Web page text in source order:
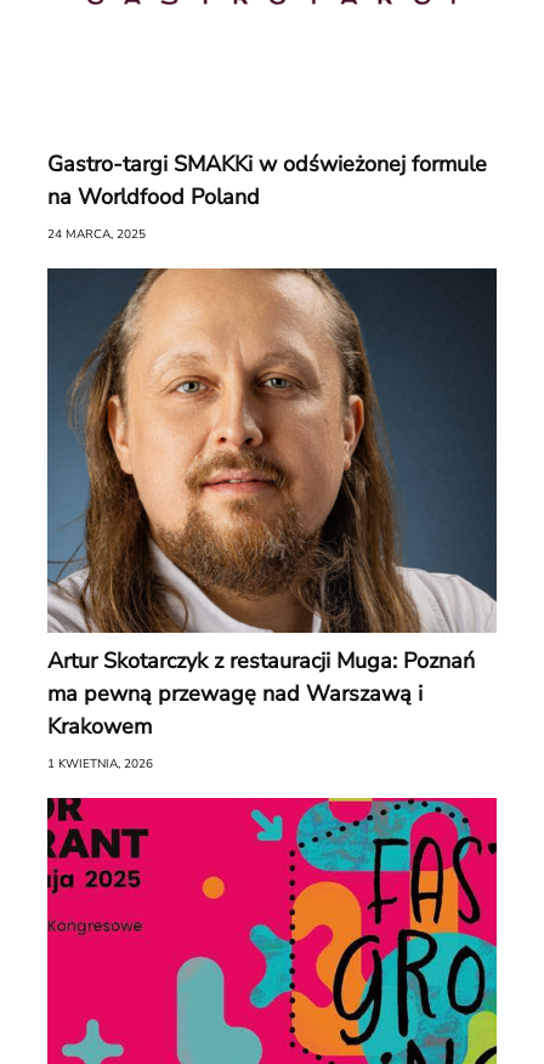
Gastro-targi SMAKKi w odświeżonej formule
na Worldfood Poland
24 MARCA, 2025
Artur Skotarczyk z restauracji Muga: Poznań
ma pewną przewagę nad Warszawą i
Krakowem
1 KWIETNIA, 2026